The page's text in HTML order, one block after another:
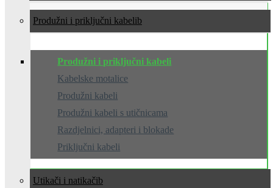
Produžni i priključni kabeli
Produžni i priključni kabeli
Kabelske motalice
Produžni kabeli
Produžni kabeli s utičnicama
Razdjelnici, adapteri i blokade
Priključni kabeli
Utikači i natikači